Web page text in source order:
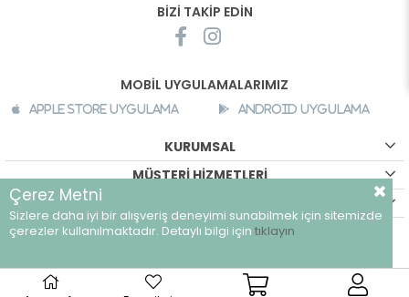
BİZİ TAKİP EDİN
MOBİL UYGULAMALARIMIZ
Apple Store Uygulama Android Uygulama
KURUMSAL
MÜŞTERİ HİZMETLERİ
©breeze.com.tr - Tüm hakları saklıdır.
Çerez Metni
Sizlere daha iyi bir alışveriş deneyimi sunabilmek için sitemizde
çerezler kullanılmaktadır. Detaylı bilgi için tıklayın